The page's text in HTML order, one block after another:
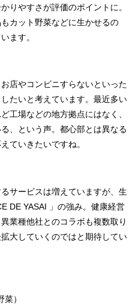
りやすさが評価のポイントに。
カット野菜などに生かせるの
ます。
店やコンビニすらないといった
たいと考えています。最近多い
工場などの地方拠点にはなく、
、という声。都心部とは異なる
ていきたいですね。
サービスは増えていますが、生
DE YASAI 」の強み。健康経営
業種他社とのコラボも複数取り
大していくのではと期待してい
）